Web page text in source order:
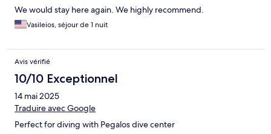
We would stay here again. We highly recommend.
Vasileios, séjour de 1 nuit
Avis vérifié
10/10 Exceptionnel
14 mai 2025
Traduire avec Google
Perfect for diving with Pegalos dive center